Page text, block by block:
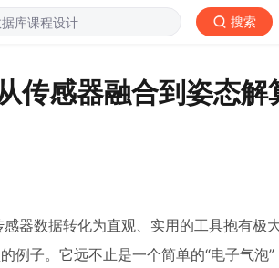
搜索
感器融合到姿态解
器数据转化为直观、实用的工具抱有极
子。它远不止是一个简单的“电子气泡”